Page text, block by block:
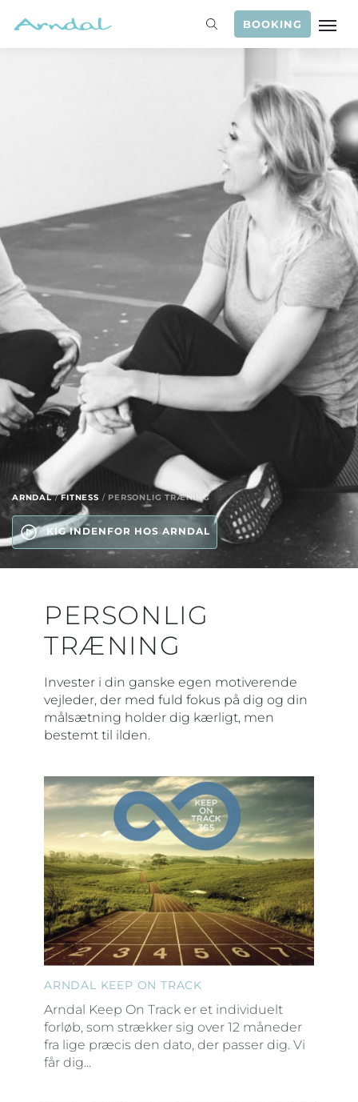
BOOKING
ARNDAL/FITNESS / PERSONLIG TRÆNING
KIG INDENFOR HOS ARNDAL
PERSONLIG
TRÆNING
Invester i din ganske egen motiverende
vejleder, der med fuld fokus på dig og din
målsætning holder dig kærligt, men
bestemt til ilden.
ARNDAL KEEP ON TRACK
Arndal Keep On Track er et individuelt
forløb, som strækker sig over 12 måneder
fra lige præcis den dato, der passer dig. Vi
får dig...